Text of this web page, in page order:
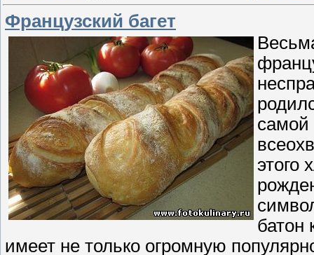
Французский багет
самой
этого
батон
имеет не только огромную